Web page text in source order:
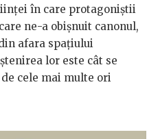
în care protagoniștii
ne-a obișnuit canonul,
afara spațiului
lor este cât se
cele mai multe ori